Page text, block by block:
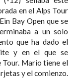
el
y en el que se
Tour. Mario tiene el